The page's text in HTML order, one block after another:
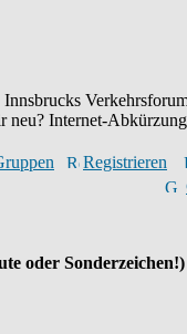
Innsbrucks
neu? Internet-
Registrieren
oder Sonderzeichen!)